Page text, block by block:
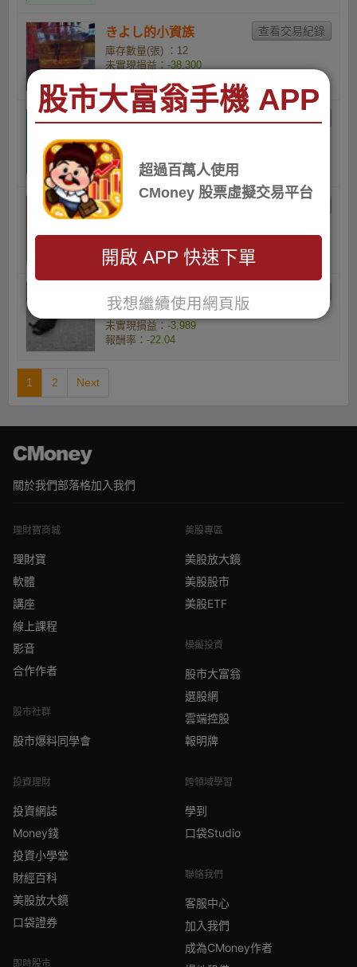
きよし的小資族
庫存數量(張) ：12
未實現損益： -38,300
小吳的小資族
庫存數量(張) ：69
未實現損益：
報酬率：-20.82
13y60mr89的小資族
未實現損益：-93,724
報酬率：-21.68
曾柏元的Uwu
庫存數量(張) ：1
未實現損益： -3,989
報酬率： -22.04
1 2 Next
關於我們部落格加入我們
理財寶商城
理財寶
軟體
講座
線上課程
影音
合作作者
股市社群
股市爆料同學會
投資理財
投資網誌
Money錢
投資小學堂
財經百科
美股放大鏡
口袋證券
即時股市
美股專區
美股放大鏡
美股股市
美股ETF
模擬投資
股市大富翁
選股網
雲端控股
報明牌
跨領域學習
學到
口袋Studio
聯絡我們
客服中心
加入我們
成為CMoney作者
股市大富翁手機 APP
超過百萬人使用
CMoney 股票虛擬交易平台
開啟 APP 快速下單
我想繼續使用網頁版